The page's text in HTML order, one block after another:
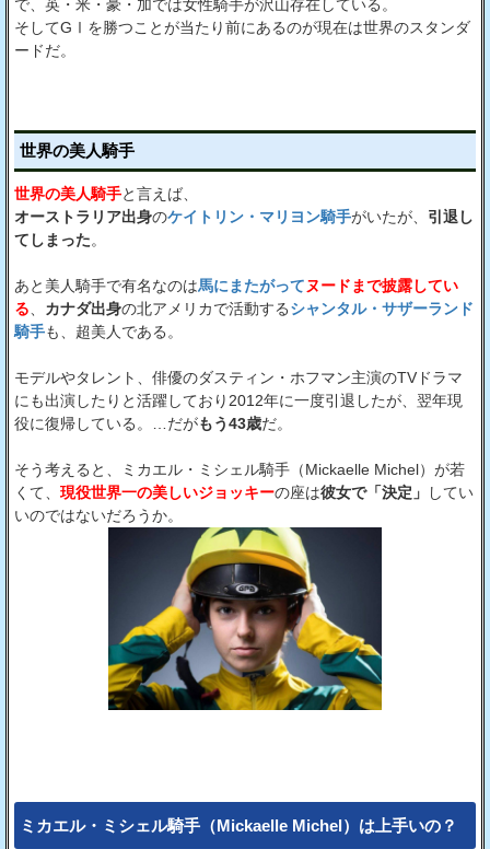
で、英・米・豪・加では女性騎手が沢山存在している。
そしてGⅠを勝つことが当たり前にあるのが現在は世界のスタンダ
ードだ。
世界の美人騎手
世界の美人騎手と言えば、
オーストラリア出身のケイトリン・マリヨン騎手がいたが、 引退し
てしまった。
あと美人騎手で有名なのは馬にまたがってヌードまで披露してい
る、 カナダ出身の北アメリカで活動するシャンタル・サザーランド
騎手も、超美人である。
モデルやタレント、俳優のダスティン・ホフマン主演のTVドラマ
にも出演したりと活躍しており2012年に一度引退したが、翌年現
役に復帰している。…だがもう43歳だ。
そう考えると、ミカエル・ミシェル騎手（Mickaelle Michel）が若
くて、 現役世界一の美しいジョッキーの座は彼女で「決定」
してい
いのではないだろうか。
ミカエル・ミシェル騎手（Mickaelle Michel）は上手いの？